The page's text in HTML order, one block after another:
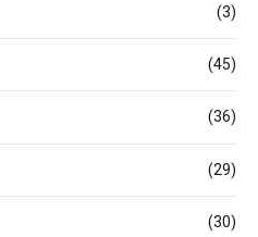
(3)
(45)
(36)
(29)
(30)